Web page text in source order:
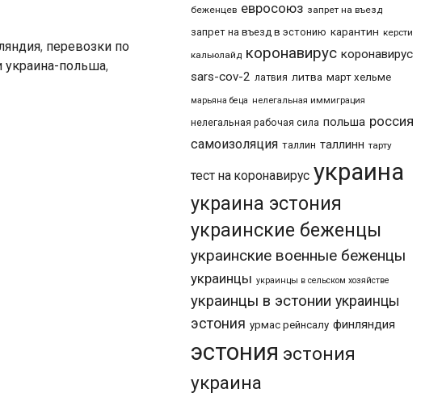
, перевозки по
украина-польша,
беженцев евросоюз запрет на въезд
запрет на въезд в эстонию карантин керсти
кальюлайд коронавирус коронавирус
sars-cov-2 латвия литва март хельме
марьяна беца нелегальная иммиграция
нелегальная рабочая сила польша россия
самоизоляция таллин таллинн тарту
тест на коронавирус украина
украина эстония
украинские беженцы
украинские военные беженцы
украинцы украинцы в сельском хозяйстве
украинцы в эстонии украинцы
эстония урмас рейнсалу финляндия
эстония эстония
украина